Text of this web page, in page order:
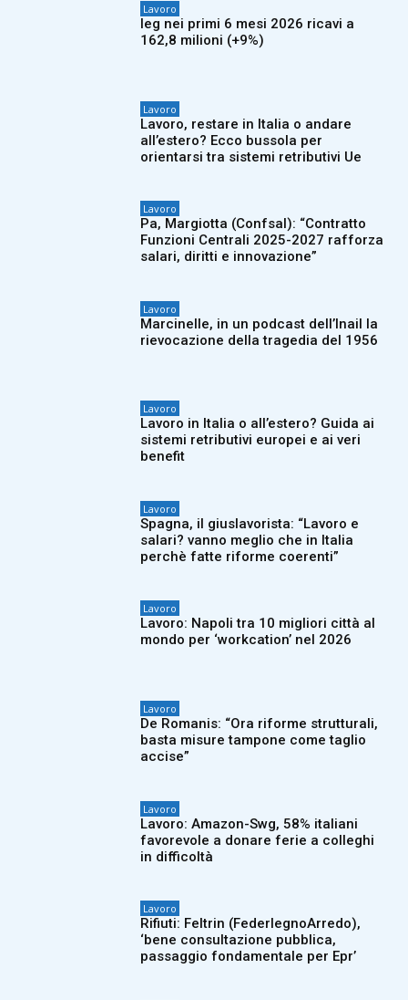
Lavoro
Ieg nei primi 6 mesi 2026 ricavi a
162,8 milioni (+9%)
Lavoro
Lavoro, restare in Italia o andare
all’estero? Ecco bussola per
orientarsi tra sistemi retributivi Ue
Lavoro
Pa, Margiotta (Confsal): “Contratto
Funzioni Centrali 2025-2027 rafforza
salari, diritti e innovazione”
Lavoro
Marcinelle, in un podcast dell’Inail la
rievocazione della tragedia del 1956
Lavoro
Lavoro in Italia o all’estero? Guida ai
sistemi retributivi europei e ai veri
benefit
Lavoro
Spagna, il giuslavorista: “Lavoro e
salari? vanno meglio che in Italia
perchè fatte riforme coerenti”
Lavoro
Lavoro: Napoli tra 10 migliori città al
mondo per ‘workcation’ nel 2026
Lavoro
De Romanis: “Ora riforme strutturali,
basta misure tampone come taglio
accise”
Lavoro
Lavoro: Amazon-Swg, 58% italiani
favorevole a donare ferie a colleghi
in difficoltà
Lavoro
Rifiuti: Feltrin (FederlegnoArredo),
‘bene consultazione pubblica,
passaggio fondamentale per Epr’